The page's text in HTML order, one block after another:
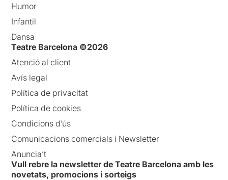
Humor
Infantil
Dansa
Teatre Barcelona ©2026
Atenció al client
Avís legal
Política de privacitat
Política de cookies
Condicions d’ús
Comunicacions comercials i Newsletter
Anuncia’t
Vull rebre la newsletter de Teatre Barcelona amb les
novetats, promocions i sorteigs